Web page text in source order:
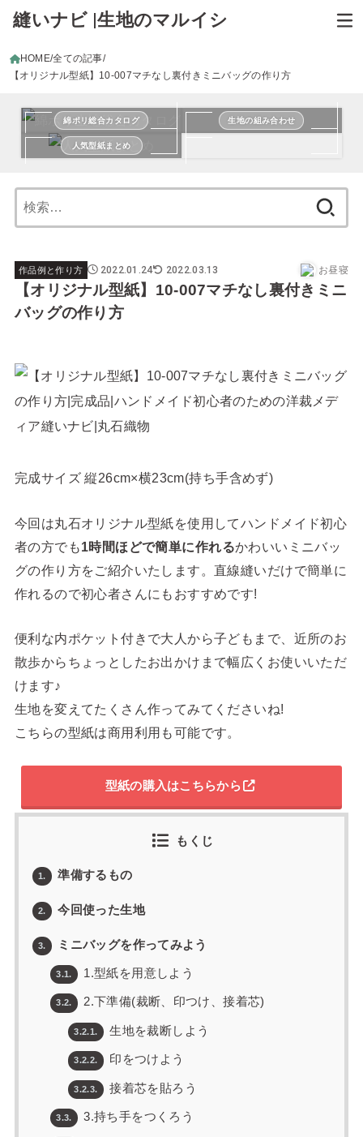
縫いナビ |生地のマルイシ
HOME 全ての記事
【オリジナル型紙】10-007マチなし裏付きミニバッグの作り方
綿ポリ総合カタログ 生地の組み合わせ
人気型紙まとめ
索:
作品例と作り方 2022.01.24 2022.03.13 お昼寝
【オリジナル型紙】10-007マチなし裏付きミニ
バッグの作り方
完成サイズ 縦26cm×横23cm(持ち手含めず)
今回は丸石オリジナル型紙を使用してハンドメイド初心
者の方でも1時間ほどで簡単に作れるかわいいミニバッ
グの作り方をご紹介いたします。直線縫いだけで簡単に
作れるので初心者さんにもおすすめです!
便利な内ポケット付きで大人から子どもまで、近所のお
散歩からちょっとしたお出かけまで幅広くお使いいただ
けます♪
生地を変えてたくさん作ってみてくださいね!
こちらの型紙は商用利用も可能です。
型紙の購入はこちらから
もくじ
1. 準備するもの
2. 今回使った生地
3. ミニバッグを作ってみよう
3.1. 1.型紙を用意しよう
3.2. 2.下準備(裁断、印つけ、接着芯)
3.2.1. 生地を裁断しよう
3.2.2. 印をつけよう
3.2.3. 接着芯を貼ろう
3.3. 3.持ち手をつくろう